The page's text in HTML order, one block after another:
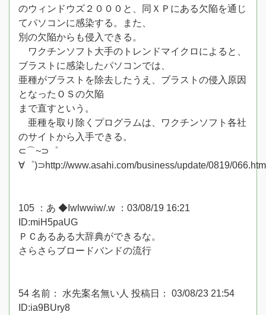
のウィンドウズ２０００と、同ＸＰにある欠陥を通じ
てパソコンに感染する。また、
別の欠陥からも侵入できる。
ワクチンソフト大手のトレンドマイクロによると、
ブラストに感染したパソコンでは、
亜種がブラストを除去したうえ、ブラストの侵入原因
となったＯＳの欠陥
まで直すという。
亜種を取り除くプログラムは、ワクチンソフト各社
のサイトから入手できる。
⊂⌒~⊃゜
∀゜)⊃http://www.asahi.com/business/update/0819/
105 ：あ ◆Iwlwwiw/.w ：03/08/19 16:21
ID:miH5paUG
ＰＣあるある大辞典ができるな。
さらさらブロードバンドの流行
54 名前： 水先案名無い人 投稿日： 03/08/23 21:54
ID:ia9BUry8